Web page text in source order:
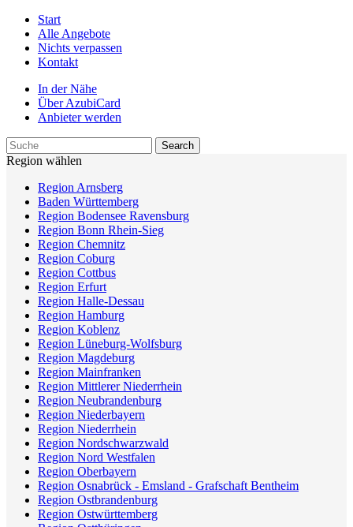
Start
Alle Angebote
Nichts verpassen
Kontakt
In der Nähe
Über AzubiCard
Anbieter werden
Region wählen
Region Arnsberg
Baden Württemberg
Region Bodensee Ravensburg
Region Bonn Rhein-Sieg
Region Chemnitz
Region Coburg
Region Cottbus
Region Erfurt
Region Halle-Dessau
Region Hamburg
Region Koblenz
Region Lüneburg-Wolfsburg
Region Magdeburg
Region Mainfranken
Region Mittlerer Niederrhein
Region Neubrandenburg
Region Niederbayern
Region Niederrhein
Region Nordschwarzwald
Region Nord Westfalen
Region Oberbayern
Region Osnabrück - Emsland - Grafschaft Bentheim
Region Ostbrandenburg
Region Ostwürttemberg